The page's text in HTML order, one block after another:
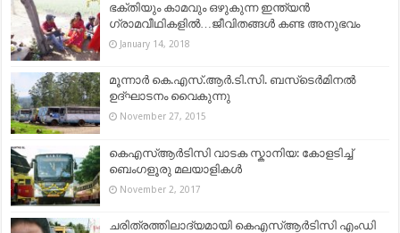
ഭക്തിയും കാമവും ഒഴുകുന്ന ഇന്ത്യൻ
ഗ്രാമവീഥികളിൽ…ജീവിതങ്ങള്‍ കണ്ട അനുഭവം
January 14, 2018
മൂന്നാർ കെ.എസ്‌.ആര്‍.ടി.സി. ബസ്‌ടെര്‍മിനല്‍
ഉദ്‌ഘാടനം വൈകുന്നു
November 27, 2015
കെഎസ്ആര്‍ടിസി വാടക സ്കാനിയ: കോളടിച്ച്
ബെംഗളൂരു മലയാളികൾ
November 2, 2017
ചരിത്രത്തിലാദ്യമായി കെഎസ്ആര്‍ടിസി എംഡി